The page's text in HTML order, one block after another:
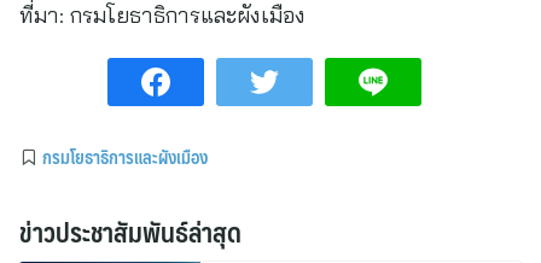
ที่มา: กรมโยธาธิการและผังเมือง
กรมโยธาธิการและผังเมือง
ข่าวประชาสัมพันธ์ล่าสุด